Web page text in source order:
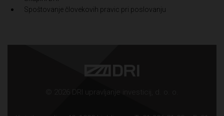
Spoštovanje človekovih pravic pri poslovanju
© 2026 DRI upravljanje investicij, d. o. o.